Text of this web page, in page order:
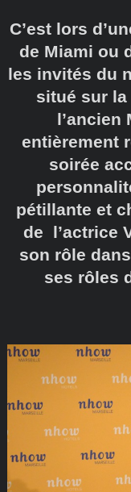
C’est lors
de Miami ou
les invités du
situé sur
l’ancien
entièrement
soirée
pétillante et
de l’actrice
son rôle
ses rôles